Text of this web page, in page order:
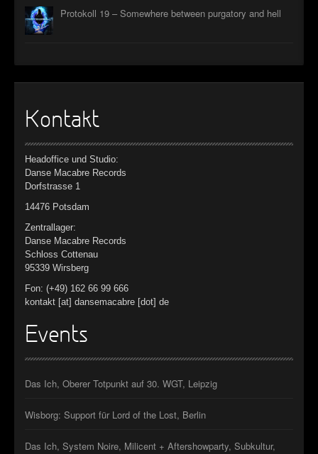
Protokoll 19 – Somewhere between purgatory and hell
Kontakt
Headoffice und Studio:
Danse Macabre Records
Dorfstrasse 1
14476 Potsdam
Zentrallager:
Danse Macabre Records
Schloss Cottenau
95339 Wirsberg
Fon: (+49) 162 66 99 666
kontakt [at] dansemacabre [dot] de
Events
Das Ich, Oberer Totpunkt auf 30. WGT, Leipzig
Wisborg: Support für Lord of the Lost, Berlin
Das Ich, System Noire, Milicent + Aftershowparty, Subkultur,